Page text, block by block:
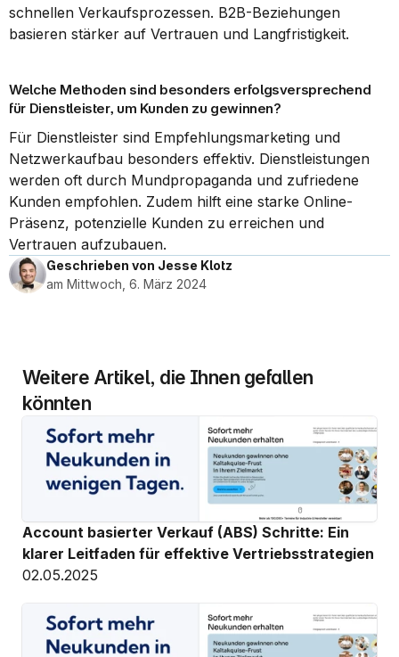
schnellen Verkaufsprozessen. B2B-Beziehungen
basieren stärker auf Vertrauen und Langfristigkeit.
Welche Methoden sind besonders erfolgsversprechend
für Dienstleister, um Kunden zu gewinnen?
Für Dienstleister sind Empfehlungsmarketing und
Netzwerkaufbau besonders effektiv. Dienstleistungen
werden oft durch Mundpropaganda und zufriedene
Kunden empfohlen. Zudem hilft eine starke Online-
Präsenz, potenzielle Kunden zu erreichen und
Vertrauen aufzubauen.
Geschrieben von Jesse Klotz
am Mittwoch, 6. März 2024
Weitere Artikel, die Ihnen gefallen
könnten
Account basierter Verkauf (ABS) Schritte: Ein
klarer Leitfaden für effektive Vertriebsstrategien
02.05.2025